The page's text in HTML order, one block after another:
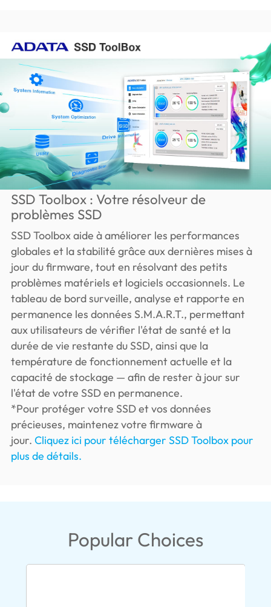
SSD Toolbox : Votre résolveur de
problèmes SSD
SSD Toolbox aide à améliorer les performances
globales et la stabilité grâce aux dernières mises à
jour du firmware, tout en résolvant des petits
problèmes matériels et logiciels occasionnels. Le
tableau de bord surveille, analyse et rapporte en
permanence les données S.M.A.R.T., permettant
aux utilisateurs de vérifier l'état de santé et la
durée de vie restante du SSD, ainsi que la
température de fonctionnement actuelle et la
capacité de stockage — afin de rester à jour sur
l'état de votre SSD en permanence.
*Pour protéger votre SSD et vos données
précieuses, maintenez votre firmware à
jour. Cliquez ici pour télécharger SSD Toolbox pour
plus de détails.
Popular Choices